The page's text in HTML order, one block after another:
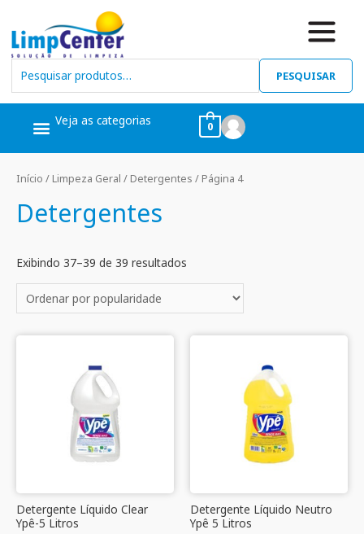
PESQUISAR
Veja as categorias 0
Início / Limpeza Geral / Detergentes / Página 4
Detergentes
Exibindo 37–39 de 39 resultados
Detergente Líquido Clear
Ypê-5 Litros
Detergente Líquido Neutro
Ypê 5 Litros